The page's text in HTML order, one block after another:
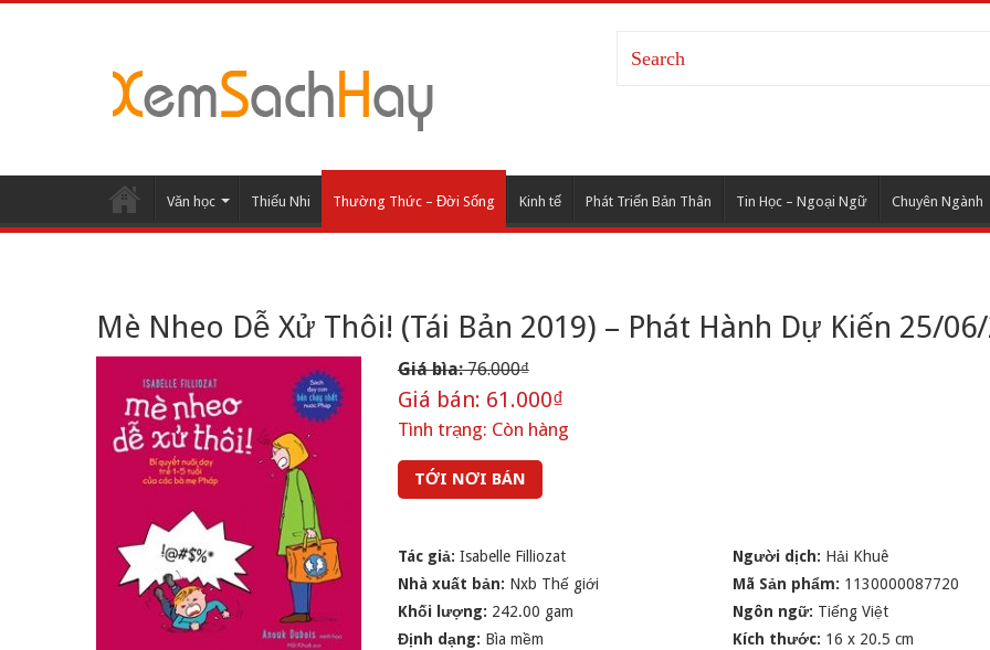
Văn học Thiếu Nhi Thường Thức – Đời Sống Kinh tế Phát Triển Bản Thân Tin Học – Ngoại Ngữ Chuyên Ngành
Mè Nheo Dễ Xử Thôi! (Tái Bản 2019) – Phát Hành Dự Kiến 25/
Giá bìa:76.000₫
Giá bán: 61.000₫
Tình trạng: Còn hàng
TỚI NƠI BÁN
Tác giả: Isabelle Filliozat Người dịch: Hải Khuê
Nhà xuất bản: Nxb Thế giới Mã Sản phẩm: 1130000087720
Khối lượng: 242.00 gam Ngôn ngữ: Tiếng Việt
Định dạng: Bìa mềm Kích thước: 16 x 20.5 cm